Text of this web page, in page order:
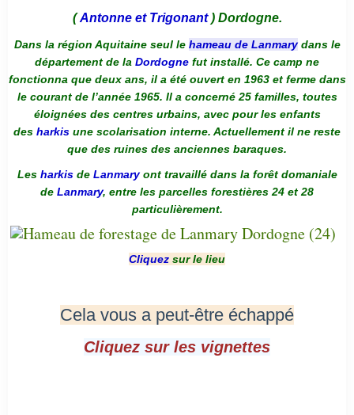
(Antonne et Trigonant) Dordogne.
Dans la région Aquitaine seul le hameau de Lanmarydans le
département de la Dordogne fut installé. Ce camp ne
fonctionna que deux ans, il a été ouvert en 1963 et ferme dans
le courant de l’année 1965. Il a concerné 25 familles, toutes
éloignées des centres urbains, avec pour les enfants
des harkis une scolarisation interne. Actuellement il ne reste
que des ruines des anciennes baraques.
Les harkis de Lanmaryont travaillé dans la forêt domaniale
de Lanmary, entre les parcelles forestières 24 et 28
particulièrement.
Cliquez sur le lieu
Cela vous a peut-être échappé
Cliquez sur les vignettes